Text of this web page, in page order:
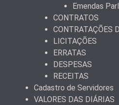
Emendas
CONTRATOS
CONTRATAÇÕES
LICITAÇÕES
ERRATAS
DESPESAS
RECEITAS
Cadastro de Servidores
VALORES DAS DIÁRIAS